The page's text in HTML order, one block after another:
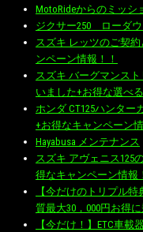
MotoRideからのミッシ
ジクサー250 ローダウ
スズキ レッツのご契
ンペーン情報！！
スズキ バーグマンス
いました+お得な選べ
ホンダ CT125ハンタ
+お得なキャンペーン
Hayabusa メンテナンス
スズキ アヴェニス125
得なキャンペーン情報
【今だけのトリプル
質最大30，000円お得
【今だけ！】ETC車載